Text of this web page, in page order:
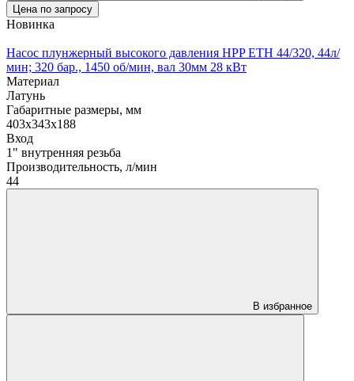
Цена по запросу
Новинка
Насос плунжерный высокого давления HPP ETH 44/320, 44л/
мин; 320 бар., 1450 об/мин, вал 30мм 28 кВт
Материал
Латунь
Габаритные размеры, мм
403x343x188
Вход
1" внутренняя резьба
Производительность, л/мин
44
В избранное